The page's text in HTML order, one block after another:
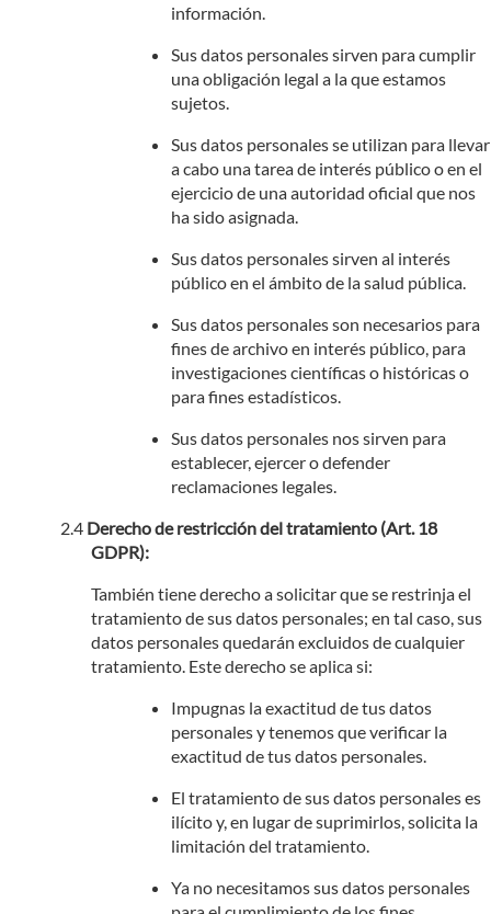
información.
Sus datos personales sirven para cumplir
una obligación legal a la que estamos
sujetos.
Sus datos personales se utilizan para llevar
a cabo una tarea de interés público o en el
ejercicio de una autoridad oficial que nos
ha sido asignada.
Sus datos personales sirven al interés
público en el ámbito de la salud pública.
Sus datos personales son necesarios para
fines de archivo en interés público, para
investigaciones científicas o históricas o
para fines estadísticos.
Sus datos personales nos sirven para
establecer, ejercer o defender
reclamaciones legales.
Derecho de restricción del tratamiento (Art. 18
GDPR):
También tiene derecho a solicitar que se restrinja el
tratamiento de sus datos personales; en tal caso, sus
datos personales quedarán excluidos de cualquier
tratamiento. Este derecho se aplica si:
Impugnas la exactitud de tus datos
personales y tenemos que verificar la
exactitud de tus datos personales.
El tratamiento de sus datos personales es
ilícito y, en lugar de suprimirlos, solicita la
limitación del tratamiento.
Ya no necesitamos sus datos personales